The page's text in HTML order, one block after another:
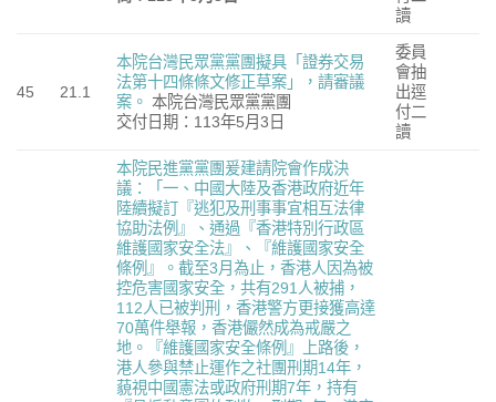
讀
45 21.1
本院台灣民眾黨黨團擬具「證券交易
法第十四條條文修正草案」，請審議
案。 本院台灣民眾黨黨團
交付日期：113年5月3日
委員
會抽
出逕
付二
讀
本院民進黨黨團爰建請院會作成決
議：「一、中國大陸及香港政府近年
陸續擬訂『逃犯及刑事事宜相互法律
協助法例』、通過『香港特別行政區
維護國家安全法』、『維護國家安全
條例』。截至3月為止，香港人因為被
控危害國家安全，共有291人被捕，
112人已被判刑，香港警方更接獲高達
70萬件舉報，香港儼然成為戒嚴之
地。『維護國家安全條例』上路後，
港人參與禁止運作之社團刑期14年，
藐視中國憲法或政府刑期7年，持有